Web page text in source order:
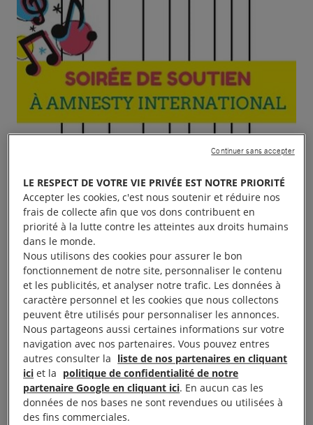
Soirée de soutien dans le cadre de la Campagne I
Welcome, organisée en collaboration avec la
« 109 », scène de musiques actuelles et la
Compagnie
LE RESPECT DE VOTRE VIE PRIVÉE EST NOTRE PRIORITÉ
Accepter les cookies, c'est nous soutenir et réduire nos
frais de collecte afin que vos dons contribuent en
priorité à la lutte contre les atteintes aux droits humains
dans le monde.
Nous utilisons des cookies pour assurer le bon
fonctionnement de notre site, personnaliser le contenu
et les publicités, et analyser notre trafic. Les données à
caractère personnel et les cookies que nous collectons
peuvent être utilisés pour personnaliser les annonces.
Nous partageons aussi certaines informations sur votre
navigation avec nos partenaires. Vous pouvez entres
autres consulter la liste de nos partenaires en cliquant
ici et la politique de confidentialité de notre
partenaire Google en cliquant ici. En aucun cas les
données de nos bases ne sont revendues ou utilisées à
des fins commerciales.
Continuer sans accepter